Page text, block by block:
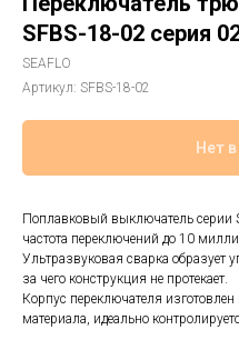
SFBS-18-02 серия
SEAFLO
Артикул: SFBS-18-02
Нет
Поплавковый выключатель серии
частота переключений до 10
Ультразвуковая сварка образует
за чего конструкция не протекает.
Корпус переключателя
материала, идеально